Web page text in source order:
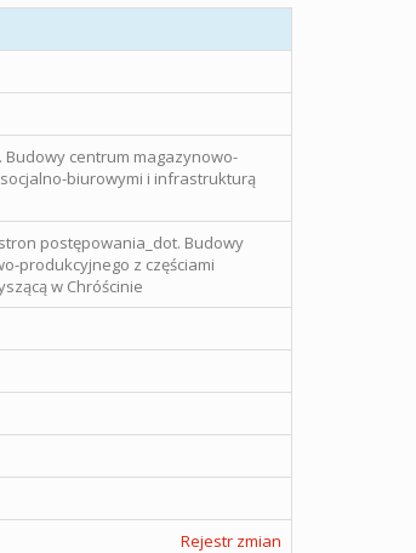
centrum magazynowo-
biurowymi i infrastrukturą
postępowania_dot. Budowy
produkcyjnego z częściami
w Chróścinie
Rejestr zmian